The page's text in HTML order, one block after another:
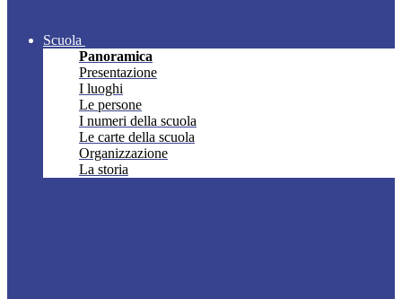
Scuola
Panoramica
Presentazione
I luoghi
Le persone
I numeri della scuola
Le carte della scuola
Organizzazione
La storia